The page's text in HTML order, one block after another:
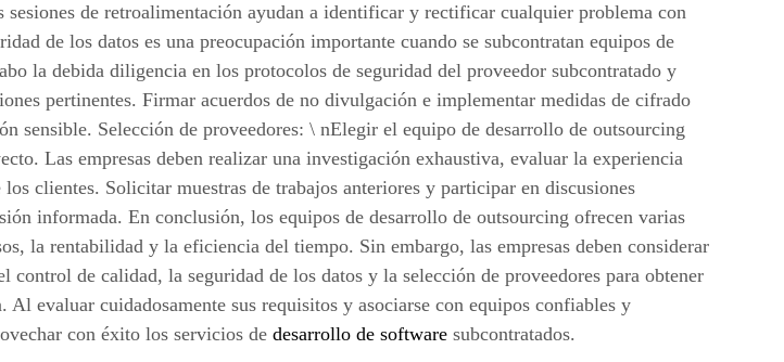
sesiones de retroalimentación ayudan a identificar y rectificar cualquier problema con
de los datos es una preocupación importante cuando se subcontratan equipos de
la debida diligencia en los protocolos de seguridad del proveedor subcontratado y
pertinentes. Firmar acuerdos de no divulgación e implementar medidas de cifrado
sensible. Selección de proveedores: \ nElegir el equipo de desarrollo de outsourcing
Las empresas deben realizar una investigación exhaustiva, evaluar la experiencia
clientes. Solicitar muestras de trabajos anteriores y participar en discusiones
informada. En conclusión, los equipos de desarrollo de outsourcing ofrecen varias
la rentabilidad y la eficiencia del tiempo. Sin embargo, las empresas deben considerar
control de calidad, la seguridad de los datos y la selección de proveedores para obtener
evaluar cuidadosamente sus requisitos y asociarse con equipos confiables y
con éxito los servicios dedesarrollo de software subcontratados.